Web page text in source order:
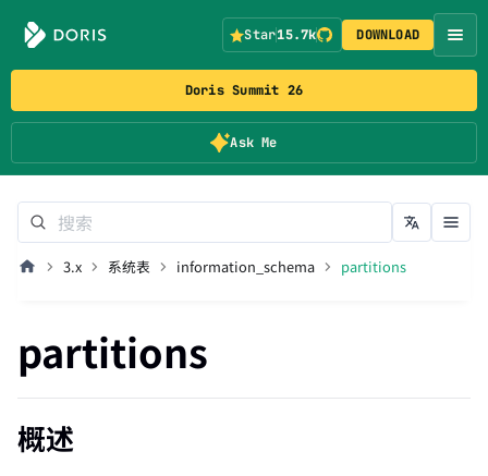
Doris Summit 26
Ask Me
Star15.7k DOWNLOAD
3.x 系统表 information_schema partitions
partitions
概述